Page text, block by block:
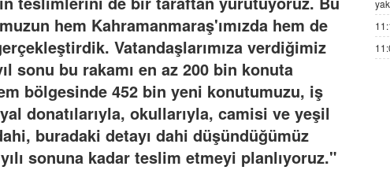
hem Kahramanmaraş'ımızda hem de
Vatandaşlarımıza verdiğimiz
sonu bu rakamı en az 200 bin konuta
bölgesinde 452 bin yeni konutumuzu, iş
donatılarıyla, okullarıyla, camisi ve yeşil
buradaki detayı dahi düşündüğümüz
sonuna kadar teslim etmeyi planlıyoruz."